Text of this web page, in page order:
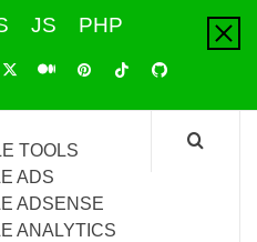
JS PHP
X PinterestTiktokGithub
TOOLS
ADS
ADSENSE
ANALYTICS